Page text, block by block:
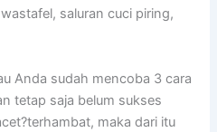
saluran cuci piring,
Anda sudah mencoba 3 cara
tetap saja belum sukses
maka dari itu